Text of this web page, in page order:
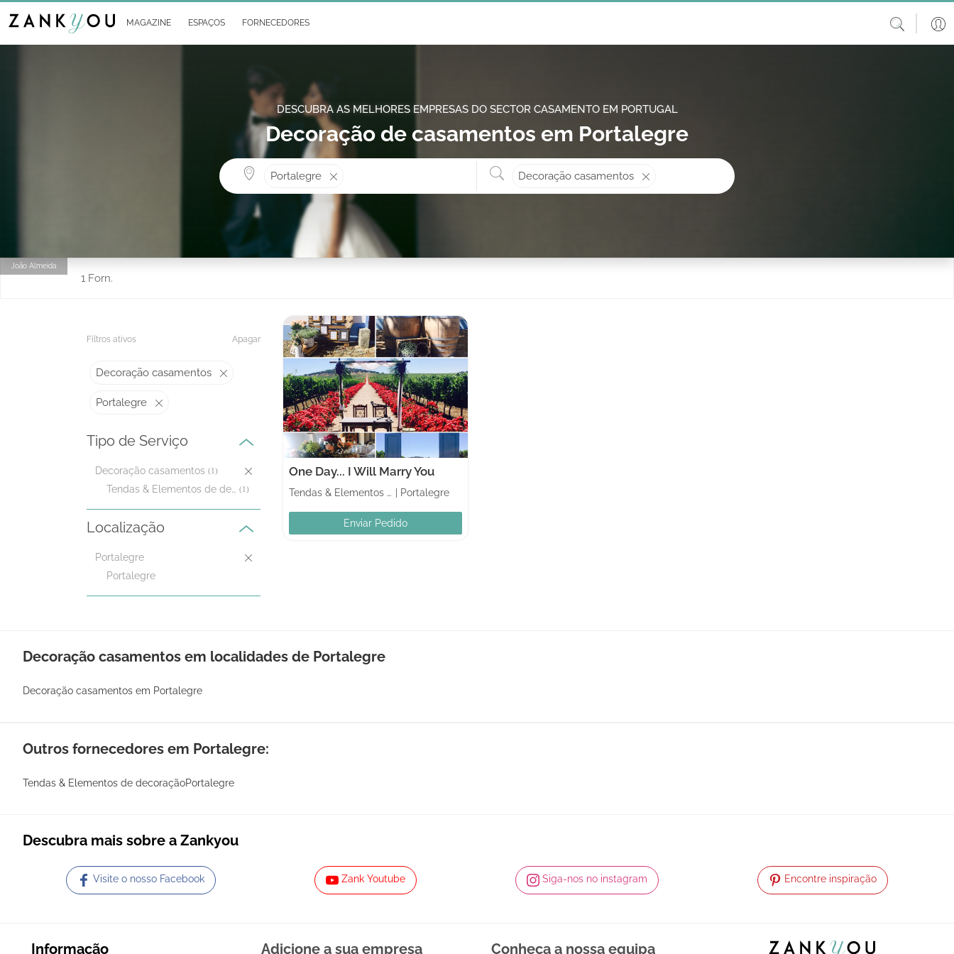
MAGAZINE ESPAÇOS FORNECEDORES
DESCUBRA AS MELHORES EMPRESAS DO SECTOR CASAMENTO EM PORTUGAL
Decoração de casamentos em Portalegre
Portalegre
O que procura?
Decoração casamentos
João Almeida
1 Forn.
Filtros ativos Apagar
Decoração casamentos
Portalegre
Tipo de Serviço
Decoração casamentos (1)
Tendas & Elementos de decoração (1)
Localização
Portalegre
Portalegre
One Day... I Will Marry You
Tendas & Elementos de decoração Portalegre
Enviar Pedido
Decoração casamentos em localidades de Portalegre
Decoração casamentos em Portalegre
Outros fornecedores em Portalegre:
Tendas & Elementos de decoraçãoPortalegre
Descubra mais sobre a Zankyou
Visite o nosso Facebook Zank Youtube Siga-nos no instagram Encontre inspiração
Informação Adicione a sua empresa Conheça a nossa equipa